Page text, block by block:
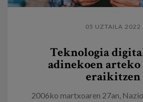
05 UZTAILA 2022
Teknologia
adinekoen
eraikitzen
2006ko martxoaren 27an,